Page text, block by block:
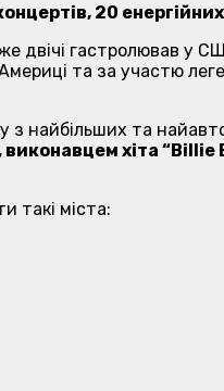
20
двічі гастролював у
та за участю
найбільших та
хіта
такі міста: